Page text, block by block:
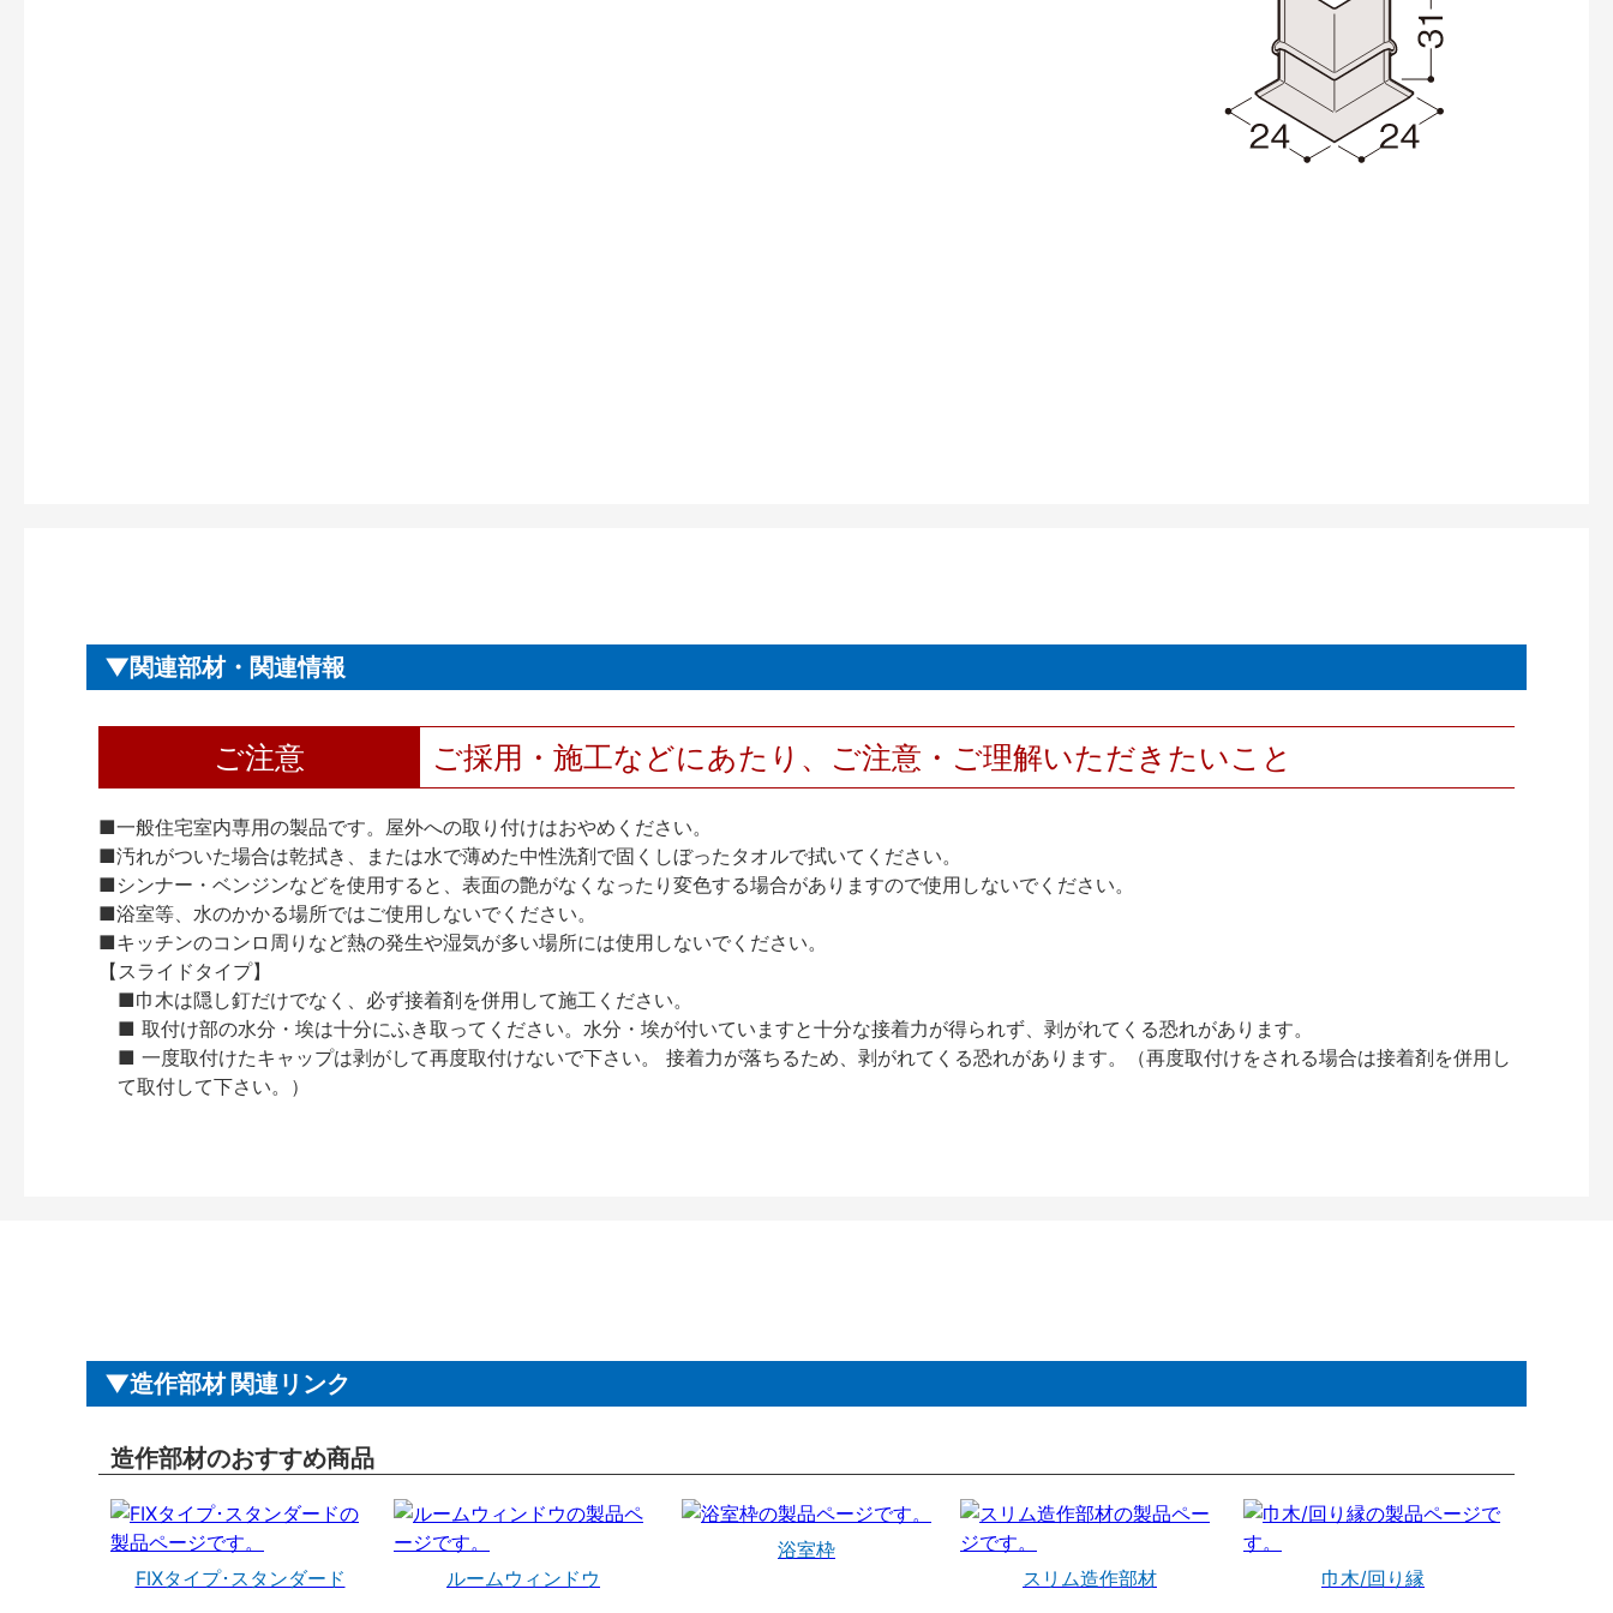
関連部材・関連情報
ご注意 ご採用・施工などにあたり、ご注意・ご理解いただきたいこと
■一般住宅室内専用の製品です。屋外への取り付けはおやめください。
■汚れがついた場合は乾拭き、または水で薄めた中性洗剤で固くしぼったタオルで拭いてください。
■シンナー・ベンジンなどを使用すると、表面の艶がなくなったり変色する場合がありますので使用しないでください。
■浴室等、水のかかる場所ではご使用しないでください。
■キッチンのコンロ周りなど熱の発生や湿気が多い場所には使用しないでください。
【スライドタイプ】
■巾木は隠し釘だけでなく、必ず接着剤を併用して施工ください。
■ 取付け部の水分・埃は十分にふき取ってください。水分・埃が付いていますと十分な接着力が得られず、剥がれてくる恐れがあります。
■ 一度取付けたキャップは剥がして再度取付けないで下さい。 接着力が落ちるため、剥がれてくる恐れがあります。（再度取付けをされる場合は接着剤を併用し
て取付して下さい。）
造作部材 関連リンク
造作部材のおすすめ商品
FIXタイプ･スタンダード ルームウィンドウ
浴室枠
スリム造作部材
巾木/回り縁